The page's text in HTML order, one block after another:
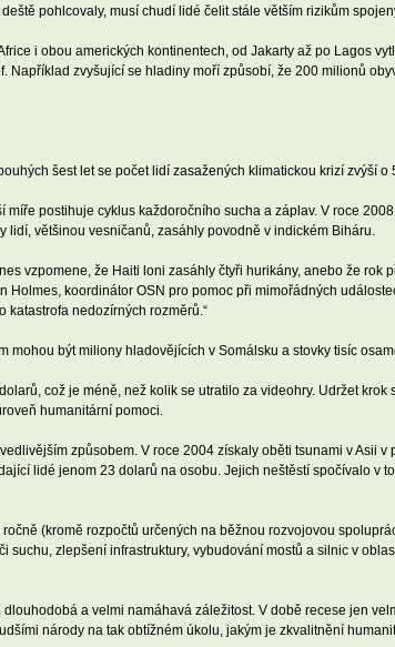
pohlcovaly, musí chudí lidé čelit stále větším rizikům
i obou amerických kontinentech, od Jakarty až po Lagos
zvyšující se hladiny moří způsobí, že 200 milionů
šest let se počet lidí zasažených klimatickou krizí zvýší o
postihuje cyklus každoročního sucha a záplav. V roce
většinou vesničanů, zasáhly povodně v indickém Biháru.
vzpomene, že Haiti loni zasáhly čtyři hurikány, anebo že rok
koordinátor OSN pro pomoc při mimořádných
katastrofa nedozírných rozměrů.“
být miliony hladovějících v Somálsku a stovky tisíc
což je méně, než kolik se utratilo za videohry. Udržet krok
humanitární pomoci.
způsobem. V roce 2004 získaly oběti tsunami v Asii
lidé jenom 23 dolarů na osobu. Jejich neštěstí spočívalo v
(kromě rozpočtů určených na běžnou rozvojovou
zlepšení infrastruktury, vybudování mostů a silnic v
a velmi namáhavá záležitost. V době recese jen
národy na tak obtížném úkolu, jakým je zkvalitnění